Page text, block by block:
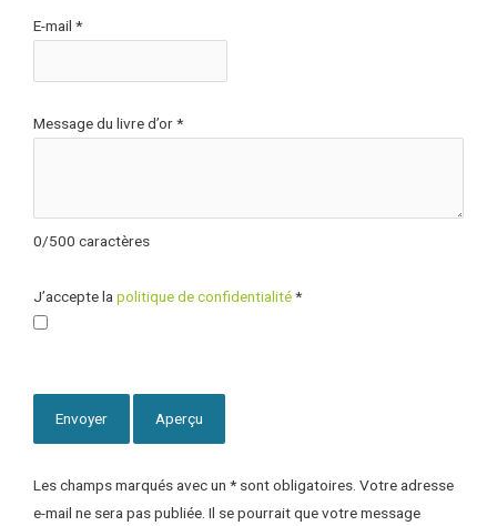
E-mail *
Message du livre d’or*
0/500 caractères
J’accepte la politique de confidentialité*
Les champs marqués avec un * sont obligatoires. Votre adresse
e-mail ne sera pas publiée. Il se pourrait que votre message